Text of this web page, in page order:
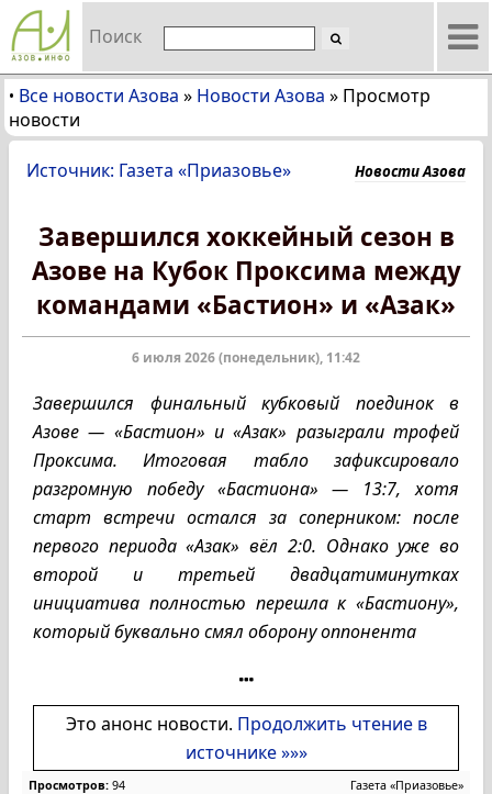
Поиск
• Все новости Азова » Новости Азова » Просмотр
новости
Источник: Газета «Приазовье» Новости Азова
Завершился хоккейный сезон в
Азове на Кубок Проксима между
командами «Бастион» и «Азак»
6 июля 2026 (понедельник), 11:42
Завершился финальный кубковый поединок в
Азове — «Бастион» и «Азак» разыграли трофей
Проксима. Итоговая табло зафиксировало
разгромную победу «Бастиона» — 13:7, хотя
старт встречи остался за соперником: после
первого периода «Азак» вёл 2:0. Однако уже во
второй и третьей двадцатиминутках
инициатива полностью перешла к «Бастиону»,
который буквально смял оборону оппонента
Это анонс новости. Продолжить чтение в
источнике »»»
Просмотров: 94 Газета «Приазовье»